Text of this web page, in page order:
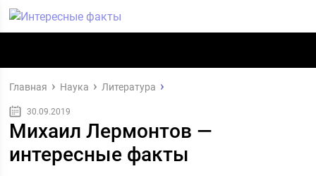
Главная Наука Литература
30.09.2019
Михаил Лермонтов —
интересные факты